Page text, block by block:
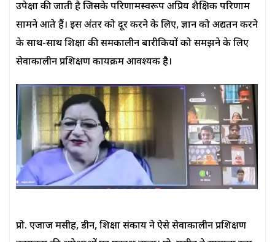
उपेक्षा की जाती है जिसके परिणामस्वरूप अप्रिय शैक्षिक परिणाम
सामने आते हैं। इस अंतर को दूर करने के लिए, ज्ञान को अद्यतन करने
के साथ-साथ शिक्षा की समकालीन बारीकियों को समझने के लिए
सेवाकालीन प्रशिक्षण कार्यक्रम आवश्यक है।
प्रो. एजाज मसीह, डीन, शिक्षा संकाय ने ऐसे सेवाकालीन प्रशिक्षण